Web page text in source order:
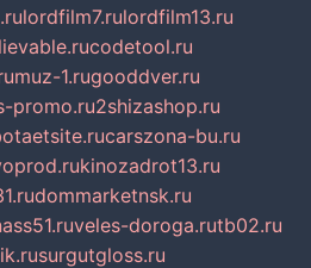
lordfilm7.rulordfilm13.ru
codetool.ru
muz-1.rugooddver.ru
promo.ru2shizashop.ru
carszona-bu.ru
kinozadrot13.ru
dommarketnsk.ru
veles-doroga.rutb02.ru
surgutgloss.ru